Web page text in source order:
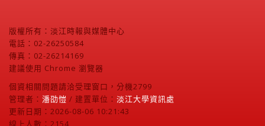
版權所有：淡江時報與媒體中心
電話：02-26250584
傳真：02-26214169
建議使用 Chrome 瀏覽器
個資相關問題請洽受理窗口，分機2799
管理者： 潘劭愷 / 建置單位： 淡江大學資訊處
更新日期：2026-08-06 10:21:43
線上人數：2154